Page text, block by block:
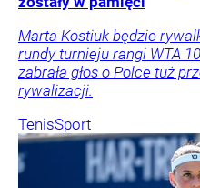
Marta Kostiuk będzie
rundy turnieju rangi WTA
zabrała głos o Polce tuż
rywalizacji.
TenisSport